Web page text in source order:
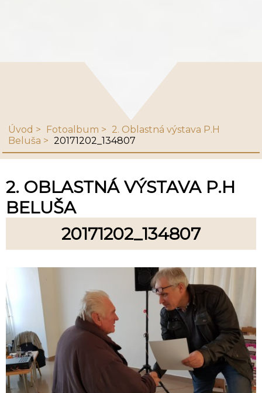
Úvod Fotoalbum
2. Oblastná výstava P.H
Beluša
20171202_134807
2. OBLASTNÁ VÝSTAVA P.H
BELUŠA
20171202_134807